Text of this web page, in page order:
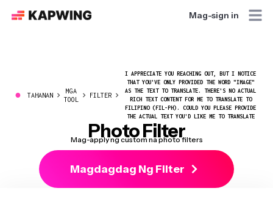
Mag-sign in
● TAHANAN
MGA
TOOL
FILTER
I APPRECIATE YOU REACHING OUT, BUT I NOTICE
THAT YOU'VE ONLY PROVIDED THE WORD "IMAGE"
AS THE TEXT TO TRANSLATE. THERE'S NO ACTUAL
RICH TEXT CONTENT FOR ME TO TRANSLATE TO
FILIPINO (FIL-PH). COULD YOU PLEASE PROVIDE
THE ACTUAL TEXT YOU'D LIKE ME TO TRANSLATE
Photo Filter
Mag-apply ng custom na photo filters
Magdagdag Ng Filter